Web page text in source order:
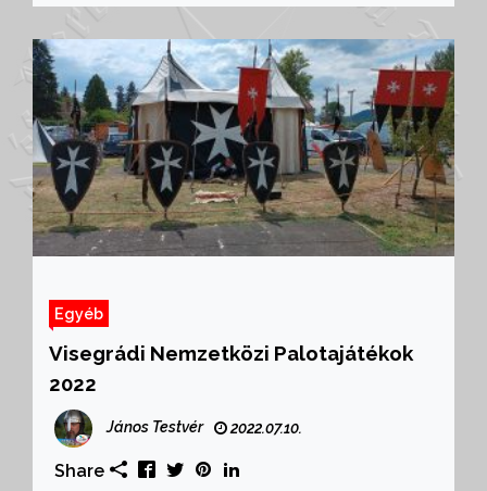
Egyéb
Visegrádi Nemzetközi Palotajátékok
2022
János Testvér 2022.07.10.
Share